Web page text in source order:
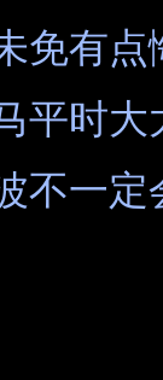
免有点
平时大
不一定